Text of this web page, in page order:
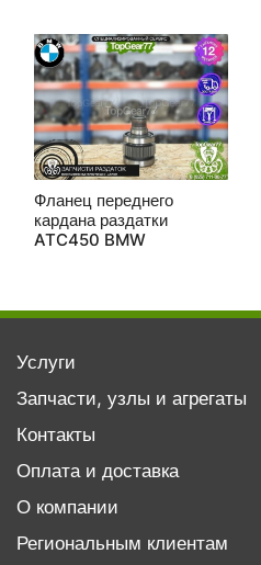
Фланец переднего
кардана раздатки
ATC450 BMW
Услуги
Запчасти, узлы и агрегаты
Контакты
Оплата и доставка
О компании
Региональным клиентам